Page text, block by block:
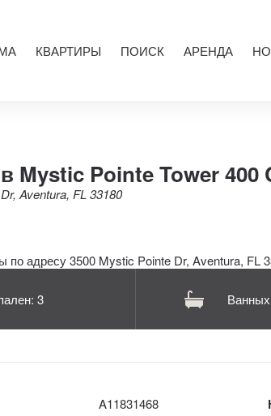
КВАРТИРЫ ПОИСК АРЕНДА
Mystic Pointe Tower 400
Aventura, FL 33180
3
A11831468